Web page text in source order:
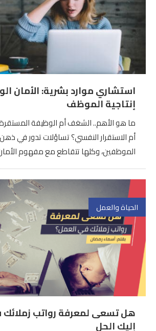
استشاري موارد بشرية: الأمان
إنتاجية الموظف
ما هو الأهم.. الشغف أم الوظيفة
أم الاستقرار النفسي؟ تساؤلات تدور في
الموظفين، وكلها تتقاطع مع مفهوم
الحياة والعمل
هل تسعى لمعرفة رواتب زملائك
إليك الحل